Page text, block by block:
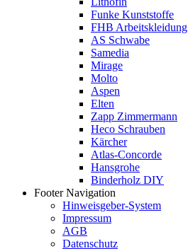
Funke Kunststoffe
FHB Arbeitskleidung
AS Schwabe
Samedia
Mirage
Molto
Aspen
Elten
Zapp Zimmermann
Heco Schrauben
Kärcher
Atlas-Concorde
Hansgrohe
Binderholz DIY
Footer Navigation
Hinweisgeber-System
Impressum
AGB
Datenschutz